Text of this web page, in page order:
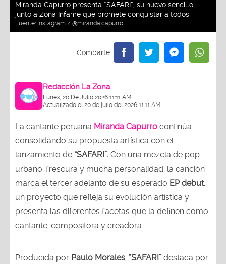
Miranda Capurro presenta “SAFARI”, su nuevo sencillo
junto a Zona Infame que promete conquistar a todos
Fuente: Instagram / @miranda.capurro
Redacción La Zona
Lunes, 20 De Julio 2026 11:11 AM
Actualizado el 20 de julio del 2026 11:11 AM
La cantante peruana Miranda Capurro continúa
consolidando su propuesta artística con el
lanzamiento de “SAFARI”. Con una mezcla de pop
urbano, frescura y mucha personalidad, la canción
marca el tercer adelanto de su esperado EP debut,
un proyecto que refleja su evolución artística y
presenta las diferentes facetas que la definen como
cantante, compositora y creadora.
Producida por Paulo Morales, “SAFARI” destaca por